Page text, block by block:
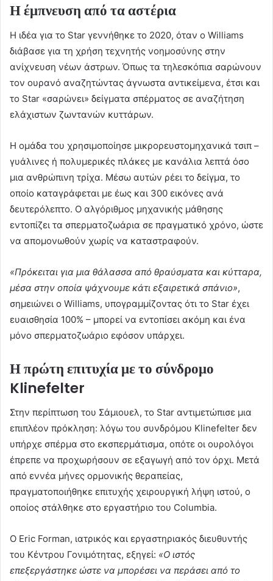
Η έμπνευση από τα αστέρια
Η ιδέα για το Star γεννήθηκε το 2020, όταν ο Williams
διάβασε για τη χρήση τεχνητής νοημοσύνης στην
ανίχνευση νέων άστρων. Όπως τα τηλεσκόπια σαρώνουν
τον ουρανό αναζητώντας άγνωστα αντικείμενα, έτσι και
το Star «σαρώνει» δείγματα σπέρματος σε αναζήτηση
ελάχιστων ζωντανών κυττάρων.
Η ομάδα του χρησιμοποίησε μικρορευστομηχανικά τσιπ –
γυάλινες ή πολυμερικές πλάκες με κανάλια λεπτά όσο
μια ανθρώπινη τρίχα. Μέσω αυτών ρέει το δείγμα, το
οποίο καταγράφεται με έως και 300 εικόνες ανά
δευτερόλεπτο. Ο αλγόριθμος μηχανικής μάθησης
εντοπίζει τα σπερματοζωάρια σε πραγματικό χρόνο, ώστε
να απομονωθούν χωρίς να καταστραφούν.
«Πρόκειται για μια θάλασσα από θραύσματα και κύτταρα,
μέσα στην οποία ψάχνουμε κάτι εξαιρετικά σπάνιο»,
σημειώνει ο Williams, υπογραμμίζοντας ότι το Star έχει
ευαισθησία 100% – μπορεί να εντοπίσει ακόμη και ένα
μόνο σπερματοζωάριο εφόσον υπάρχει.
Η πρώτη επιτυχία με το σύνδρομο
Klinefelter
Στην περίπτωση του Σάμιουελ, το Star αντιμετώπισε μια
επιπλέον πρόκληση: λόγω του συνδρόμου Klinefelter δεν
υπήρχε σπέρμα στο εκσπερμάτισμα, οπότε οι ουρολόγοι
έπρεπε να προχωρήσουν σε εξαγωγή από τον όρχι. Μετά
από εννέα μήνες ορμονικής θεραπείας,
πραγματοποιήθηκε επιτυχής χειρουργική λήψη ιστού, ο
οποίος στάλθηκε στο εργαστήριο του Columbia.
Ο Eric Forman, ιατρικός και εργαστηριακός διευθυντής
του Κέντρου Γονιμότητας, εξηγεί: «Ο ιστός
επεξεργάστηκε ώστε να μπορέσει να περάσει από το